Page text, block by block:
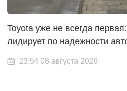
Toyota уже не всегда
лидирует по надежности
23:54 08 августа 2026